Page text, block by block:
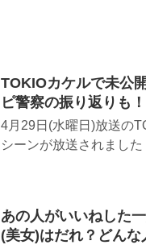
TOKIOカケルで未公
ピ警察の振り返りも！
4月29日(水曜日)放送の
シーンが放送されまし
あの人がいいねした
(美女)はだれ？どんな